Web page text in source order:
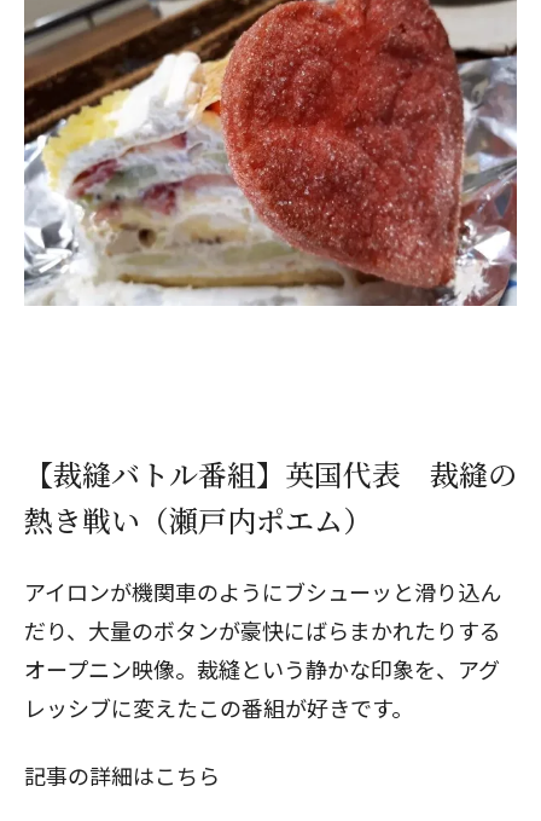
【裁縫バトル番組】英国代表 裁縫の
熱き戦い（瀬戸内ポエム）
アイロンが機関車のようにブシューッと滑り込ん
だり、大量のボタンが豪快にばらまかれたりする
オープニン映像。裁縫という静かな印象を、アグ
レッシブに変えたこの番組が好きです。
記事の詳細はこちら